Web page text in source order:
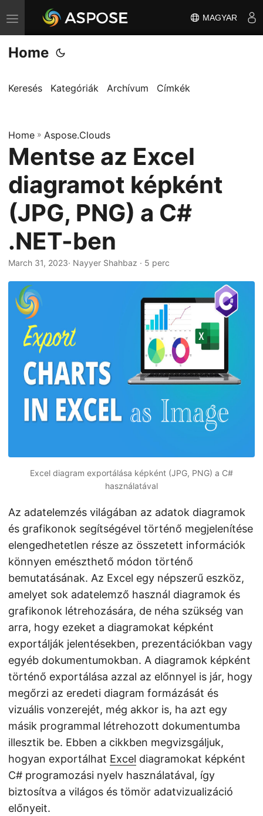
T
o
g
l
a
v
i
g
a
t
o
n
MAGYAR
Home
Keresés Kategóriák Archívum Címkék
Home » Aspose.Clouds
Mentse az Excel
diagramot képként
(JPG, PNG) a C#
.NET-ben
March 31, 2023· Nayyer Shahbaz · 5 perc
Excel diagram exportálása képként (JPG, PNG) a C#
használatával
Az adatelemzés világában az adatok diagramok
és grafikonok segítségével történő megjelenítése
elengedhetetlen része az összetett információk
könnyen emészthető módon történő
bemutatásának. Az Excel egy népszerű eszköz,
amelyet sok adatelemző használ diagramok és
grafikonok létrehozására, de néha szükség van
arra, hogy ezeket a diagramokat képként
exportálják jelentésekben, prezentációkban vagy
egyéb dokumentumokban. A diagramok képként
történő exportálása azzal az előnnyel is jár, hogy
megőrzi az eredeti diagram formázását és
vizuális vonzerejét, még akkor is, ha azt egy
másik programmal létrehozott dokumentumba
illesztik be. Ebben a cikkben megvizsgáljuk,
hogyan exportálhat Excel diagramokat képként
C# programozási nyelv használatával, így
biztosítva a világos és tömör adatvizualizáció
előnyeit.